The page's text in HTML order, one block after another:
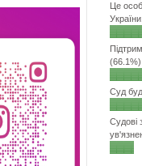
Це
(66.1%)
Суд
Судові